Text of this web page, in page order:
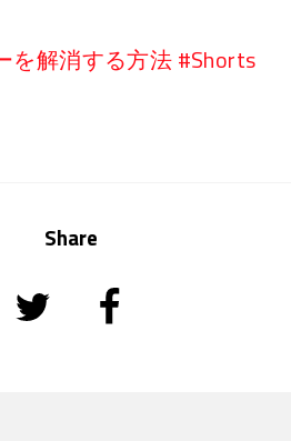
を解消する方法 #Shorts
Share